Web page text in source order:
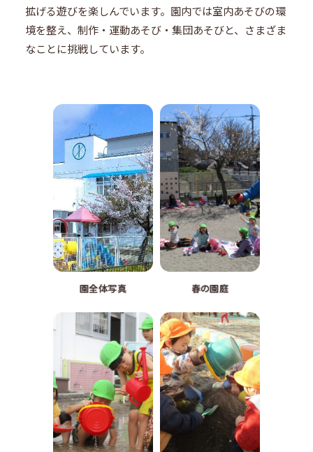
拡げる遊びを楽しんでいます。園内では室内あそびの環
境を整え、制作・運動あそび・集団あそびと、さまざま
なことに挑戦しています。
園全体写真 春の園庭